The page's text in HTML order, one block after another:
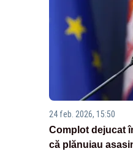
24 feb. 2026, 15:50
Complot dejucat
că plănuiau